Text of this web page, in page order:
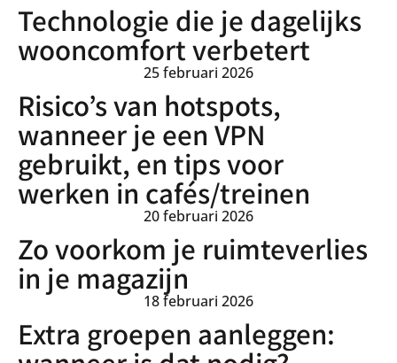
Technologie die je dagelijks
wooncomfort verbetert
25 februari 2026
Risico’s van hotspots,
wanneer je een VPN
gebruikt, en tips voor
werken in cafés/treinen
20 februari 2026
Zo voorkom je ruimteverlies
in je magazijn
18 februari 2026
Extra groepen aanleggen: